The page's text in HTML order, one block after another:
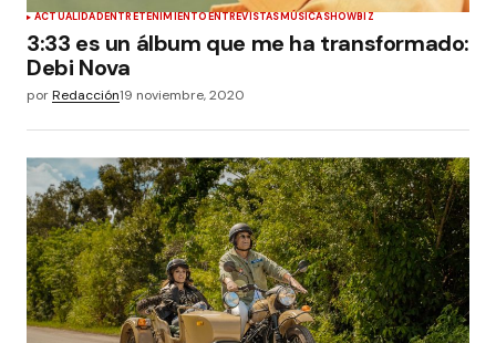
ACTUALIDAD ENTRETENIMIENTO ENTREVISTAS MÚSICASHOWBIZ
3:33 es un álbum que me ha transformado:
Debi Nova
porRedacción19 noviembre, 2020